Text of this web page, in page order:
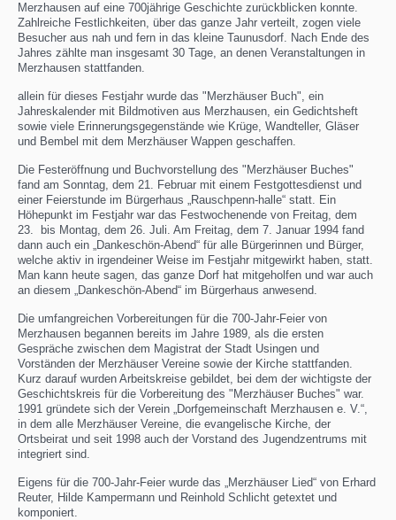
Merzhausen auf eine 700jährige Geschichte zurückblicken konnte.
Zahlreiche Festlichkeiten, über das ganze Jahr verteilt, zogen viele
Besucher aus nah und fern in das kleine Taunusdorf. Nach Ende des
Jahres zählte man insgesamt 30 Tage, an denen Veranstaltungen in
Merzhausen stattfanden.
allein für dieses Festjahr wurde das "Merzhäuser Buch", ein
Jahreskalender mit Bildmotiven aus Merzhausen, ein Gedichtsheft
sowie viele Erinnerungsgegenstände wie Krüge, Wandteller, Gläser
und Bembel mit dem Merzhäuser Wappen geschaffen.
Die Festeröffnung und Buchvorstellung des "Merzhäuser Buches"
fand am Sonntag, dem 21. Februar mit einem Festgottesdienst und
einer Feierstunde im Bürgerhaus „Rauschpenn-halle“ statt. Ein
Höhepunkt im Festjahr war das Festwochenende von Freitag, dem
23. bis Montag, dem 26. Juli. Am Freitag, dem 7. Januar 1994 fand
dann auch ein „Dankeschön-Abend“ für alle Bürgerinnen und Bürger,
welche aktiv in irgendeiner Weise im Festjahr mitgewirkt haben, statt.
Man kann heute sagen, das ganze Dorf hat mitgeholfen und war auch
an diesem „Dankeschön-Abend“ im Bürgerhaus anwesend.
Die umfangreichen Vorbereitungen für die 700-Jahr-Feier von
Merzhausen begannen bereits im Jahre 1989, als die ersten
Gespräche zwischen dem Magistrat der Stadt Usingen und
Vorständen der Merzhäuser Vereine sowie der Kirche stattfanden.
Kurz darauf wurden Arbeitskreise gebildet, bei dem der wichtigste der
Geschichtskreis für die Vorbereitung des "Merzhäuser Buches" war.
1991 gründete sich der Verein „Dorfgemeinschaft Merzhausen e. V.“,
in dem alle Merzhäuser Vereine, die evangelische Kirche, der
Ortsbeirat und seit 1998 auch der Vorstand des Jugendzentrums mit
integriert sind.
Eigens für die 700-Jahr-Feier wurde das „Merzhäuser Lied“ von Erhard
Reuter, Hilde Kampermann und Reinhold Schlicht getextet und
komponiert.